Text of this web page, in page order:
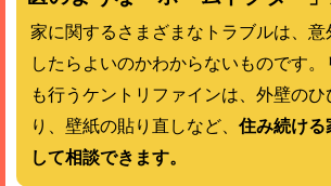
家に関するさまざまなトラブルは、意
したらよいのかわからないものです
も行うケントリファインは、外壁の
り、壁紙の貼り直しなど、 住み続ける
して相談できます。